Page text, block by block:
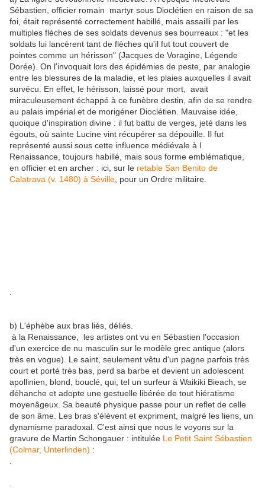
Sébastien, officier romain martyr sous Dioclétien en raison de sa
foi, était représenté correctement habillé, mais assailli par les
multiples flèches de ses soldats devenus ses bourreaux : "et les
soldats lui lancèrent tant de flèches qu'il fut tout couvert de
pointes comme un hérisson" (Jacques de Voragine, Légende
Dorée). On l'invoquait lors des épidémies de peste, par analogie
entre les blessures de la maladie, et les plaies auxquelles il avait
survécu. En effet, le hérisson, laissé pour mort, avait
miraculeusement échappé à ce funèbre destin, afin de se rendre
au palais impérial et de morigéner Dioclétien. Mauvaise idée,
quoique d'inspiration divine : il fut battu de verges, jeté dans les
égouts, où sainte Lucine vint récupérer sa dépouille. Il fut
représenté aussi sous cette influence médiévale à l
Renaissance, toujours habillé, mais sous forme emblématique,
en officier et en archer : ici, sur le retable San Benito de
Calatrava (v. 1480) à Séville , pour un Ordre militaire.
b) L'éphèbe aux bras liés, déliés.
à la Renaissance, les artistes ont vu en Sébastien l'occasion
d'un exercice de nu masculin sur le modèle grec antique (alors
très en vogue). Le saint, seulement vêtu d'un pagne parfois très
court et porté très bas, perd sa barbe et devient un adolescent
apollinien, blond, bouclé, qui, tel un surfeur à Waikiki Bieach, se
déhanche et adopte une gestuelle libérée de tout hiératisme
moyenâgeux. Sa beauté physique passe pour un reflet de celle
de son âme. Les bras s'élèvent et expriment, malgré les liens, un
dynamisme paradoxal. C'est ainsi que nous le voyons sur la
gravure de Martin Schongauer : intitulée Le Petit Saint Sébastien
(Colmar, Unterlinden) :